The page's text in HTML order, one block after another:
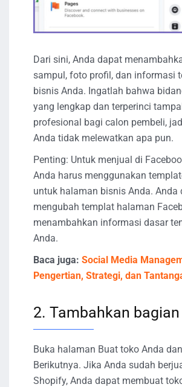
Dari sini, Anda dapat
sampul, foto profil, dan informasi
bisnis Anda. Ingatlah bahwa
yang lengkap dan terperinci
profesional bagi calon pembeli,
Anda tidak melewatkan apa pun.
Penting: Untuk menjual di
Anda harus menggunakan
untuk halaman bisnis Anda. Anda
mengubah templat halaman
menambahkan informasi dasar
Anda.
Baca juga: Social Media
Pengertian, Strategi, dan
2. Tambahkan
Buka halaman Buat toko Anda
Berikutnya. Jika Anda sudah
Shopify, Anda dapat membuat